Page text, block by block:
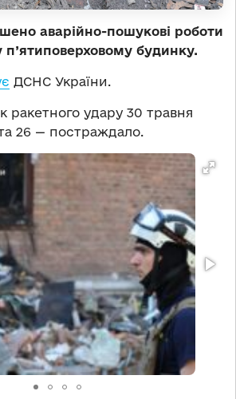
аварійно-пошукові роботи
будинку.
ДСНС України.
ракетного удару 30 травня
26 — постраждало.